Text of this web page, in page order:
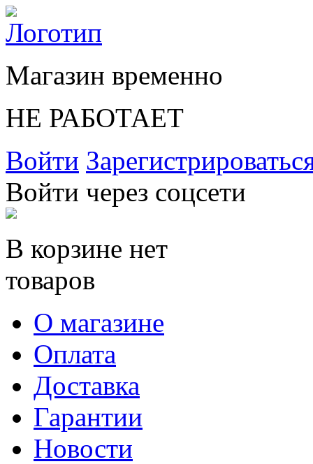
Магазин временно
НЕ РАБОТАЕТ
Войти
Войти через соцсети
В корзине нет
товаров
О магазине
Оплата
Доставка
Гарантии
Новости